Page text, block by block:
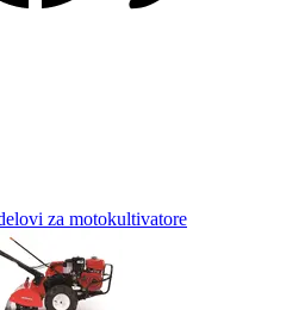
za motokultivatore